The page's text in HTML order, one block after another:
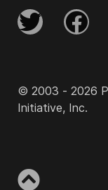
© 2003 - 2026
Initiative, Inc.